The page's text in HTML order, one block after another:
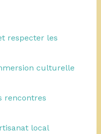
respecter les
culturelle
rencontres
local